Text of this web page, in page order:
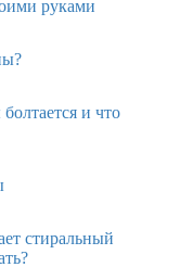
руками
и что
стиральный